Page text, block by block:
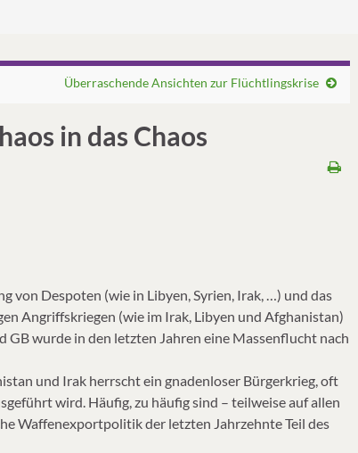
Überraschende Ansichten zur Flüchtlingskrise
in das Chaos
Despoten (wie in Libyen, Syrien, Irak, …) und das
Angriffskriegen (wie im Irak, Libyen und Afghanistan)
wurde in den letzten Jahren eine Massenflucht nach
und Irak herrscht ein gnadenloser Bürgerkrieg, oft
wird. Häufig, zu häufig sind – teilweise auf allen
Waffenexportpolitik der letzten Jahrzehnte Teil des